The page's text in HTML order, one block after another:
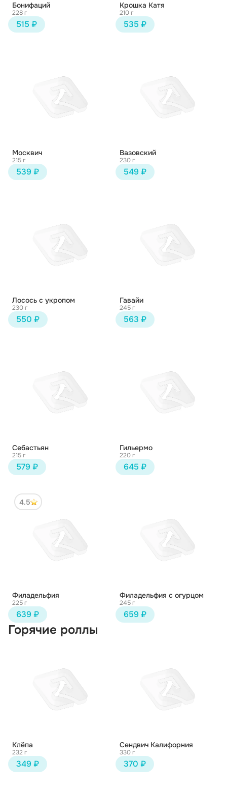
Бонифаций
228 г
515 ₽
Крошка Катя
210 г
535 ₽
Москвич
215 г
539 ₽
Вазовский
230 г
549 ₽
Лосось с укропом
230 г
550 ₽
Гавайи
245 г
563 ₽
Себастьян
215 г
579 ₽
Гильермо
220 г
645 ₽
4.5
Филадельфия
225 г
639 ₽
Филадельфия с огурцом
245 г
659 ₽
Горячие роллы
Клёпа
232 г
349 ₽
Сендвич Калифорния
330 г
370 ₽